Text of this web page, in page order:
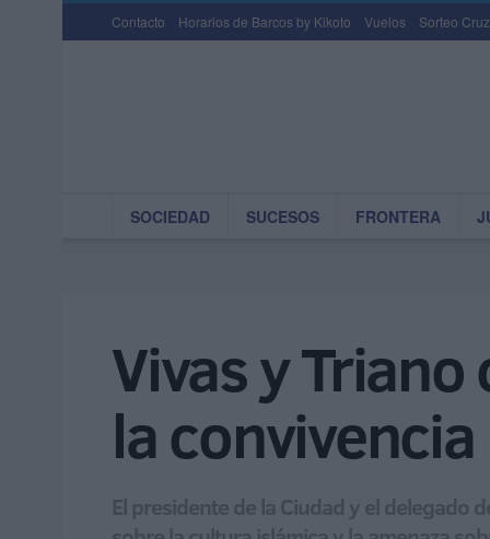
Contacto Horarios de Barcos by Kikoto Vuelos Sorteo
SOCIEDAD SUCESOS FRONTERA
Vivas y
la convivencia
El presidente de la Ciudad y el delegado